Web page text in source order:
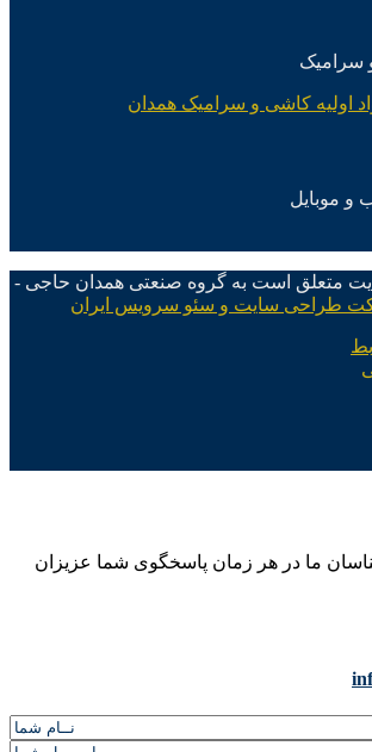
سرامیک
و موبایل
متعلق است به گروه صنعتی همدان حاجی -
طراحی سایت و سئو سرویس ایران
ما در هر زمان پاسخگوی شما عزیزان